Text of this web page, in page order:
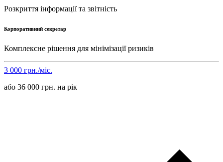
Розкриття інформації та звітність
Корпоративний секретар
Комплексне рішення для мінімізації ризиків
3 000 грн./міс.
або 36 000 грн. на рік